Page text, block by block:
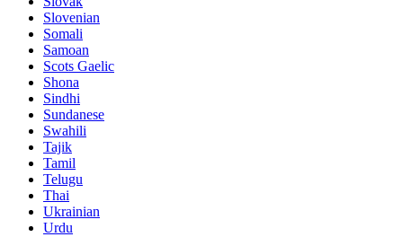
Slovenian
Somali
Samoan
Scots Gaelic
Shona
Sindhi
Sundanese
Swahili
Tajik
Tamil
Telugu
Thai
Ukrainian
Urdu